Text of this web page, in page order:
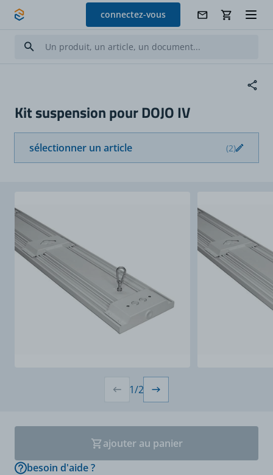
Allez au contenu
connectez-vous
Kit suspension pour DOJO IV
sélectionner un article (2)
1/2
ajouter au panier
besoin d'aide ?